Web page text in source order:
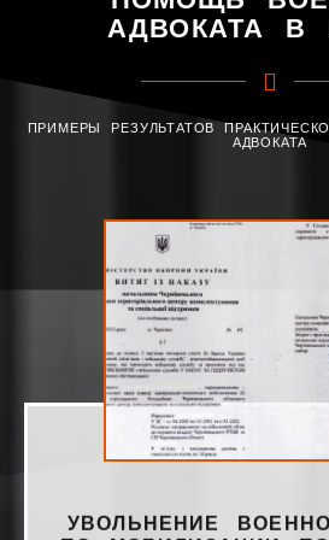
АДВОКАТА В
ПРИМЕРЫ РЕЗУЛЬТАТОВ
АДВОКАТА
ПЕРЕВОД